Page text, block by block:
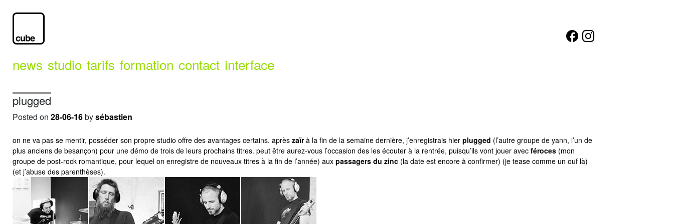
news studio tarifs formation contact interface
plugged
Posted on 28-06-16bysébastien
on ne va pas se mentir, posséder son propre studio offre des avantages certains. après zaïrà la fin de la semaine dernière, j’enregistrais hier plugged (l’autre groupe de yann, l’un de
plus anciens de besançon) pour une démo de trois de leurs prochains titres. peut être aurez-vous l’occasion des les écouter à la rentrée, puisqu’ils vont jouer avec féroces (mon
groupe de post-rock romantique, pour lequel on enregistre de nouveaux titres à la fin de l’année) aux passagers du zinc (la date est encore à confirmer) (je tease comme un ouf là)
(et j’abuse des parenthèses).